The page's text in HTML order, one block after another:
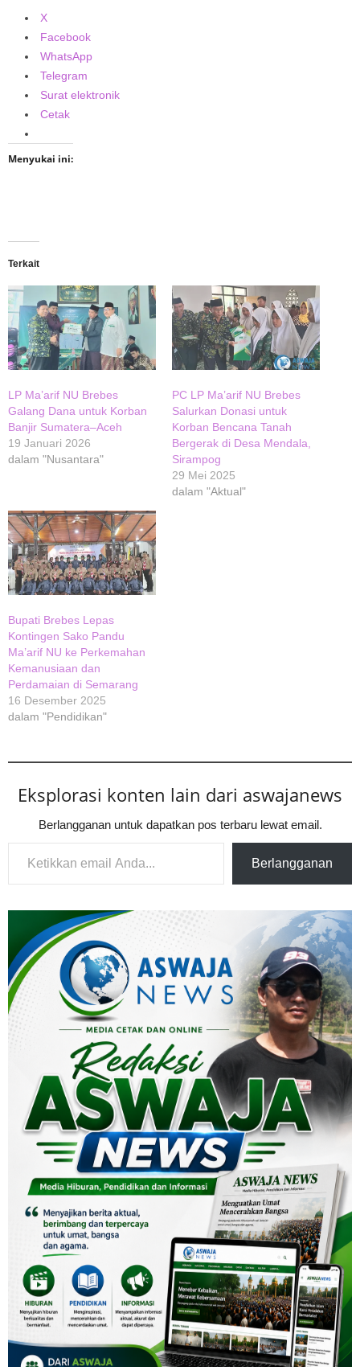
X
Facebook
WhatsApp
Telegram
Surat elektronik
Cetak
Menyukai ini:
Terkait
LP Ma’arif NU Brebes
Galang Dana untuk Korban
Banjir Sumatera–Aceh
19 Januari 2026
dalam "Nusantara"
PC LP Ma’arif NU Brebes
Salurkan Donasi untuk
Korban Bencana Tanah
Bergerak di Desa Mendala,
Sirampog
29 Mei 2025
dalam "Aktual"
Bupati Brebes Lepas
Kontingen Sako Pandu
Ma’arif NU ke Perkemahan
Kemanusiaan dan
Perdamaian di Semarang
16 Desember 2025
dalam "Pendidikan"
Eksplorasi konten lain dari aswajanews
Berlangganan untuk dapatkan pos terbaru lewat email.
Ketikkan email Anda...
Berlangganan